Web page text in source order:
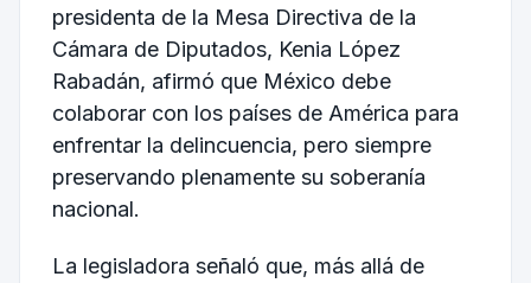
presidenta de la Mesa Directiva de la
Cámara de Diputados, Kenia López
Rabadán, afirmó que México debe
colaborar con los países de América para
enfrentar la delincuencia, pero siempre
preservando plenamente su soberanía
nacional.
La legisladora señaló que, más allá de